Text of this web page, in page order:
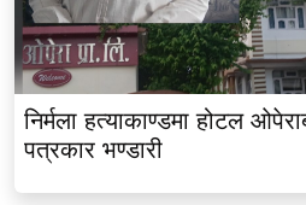
निर्मला हत्याकाण्डमा होटल
पत्रकार भण्डारी